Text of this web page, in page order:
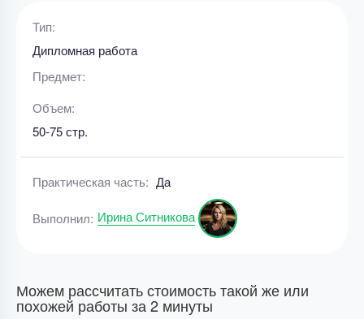
Тип:
Дипломная работа
Предмет:
Объем:
50-75 стр.
Практическая часть: Да
Выполнил: Ирина Ситникова
Можем рассчитать стоимость такой же или
похожей работы за 2 минуты